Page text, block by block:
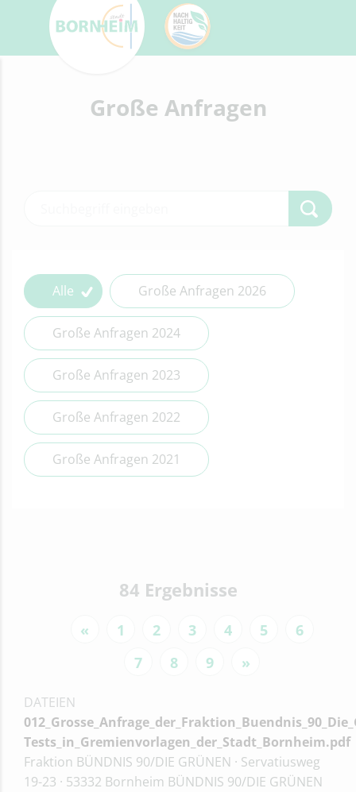
Große Anfragen
Alle Große Anfragen 2026
Große Anfragen 2024
Große Anfragen 2023
Große Anfragen 2022
Große Anfragen 2021
84 Ergebnisse
« 1 2 3 4 5
6
7
8 9 »
DATEIEN
Tests_in_Gremienvorlagen_der_Stadt_Bornheim.pdf
Fraktion BÜNDNIS 90/DIE GRÜNEN · Servatiusweg
19-23 · 53332 Bornheim BÜNDNIS 90/DIE GRÜNEN